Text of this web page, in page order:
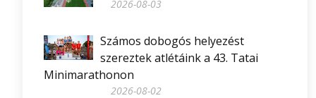
2026-08-03
Számos dobogós helyezést
szereztek atlétáink a 43. Tatai
Minimarathonon
2026-08-02